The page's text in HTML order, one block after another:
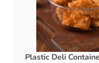
Plastic Deli